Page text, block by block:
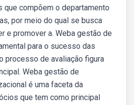
compõem o departamento
por meio do qual se busca
e promover a. Weba gestão de
para o sucesso das
processo de avaliação figura
Weba gestão de
é uma faceta da
que tem como principal